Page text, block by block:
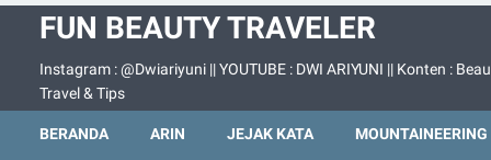
FUN BEAUTY TRAVELER
Instagram : @Dwiariyuni || YOUTUBE : DWI ARIYUNI || Konten :
Travel & Tips
BERANDA ARIN JEJAK KATA MOUNTAINEERING